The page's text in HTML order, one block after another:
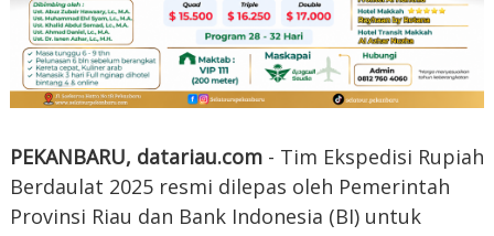
PEKANBARU, datariau.com- Tim Ekspedisi Rupiah
Berdaulat 2025 resmi dilepas oleh Pemerintah
Provinsi Riau dan Bank Indonesia (BI) untuk